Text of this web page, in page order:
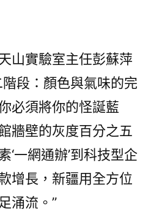
山實驗室主任彭蘇萍
段：顏色與氣味的完
必須將你的怪誕藍
牆壁的灰度百分之五
‘一網通辦’到科技型企
增長，新疆用全方位
涌流。”